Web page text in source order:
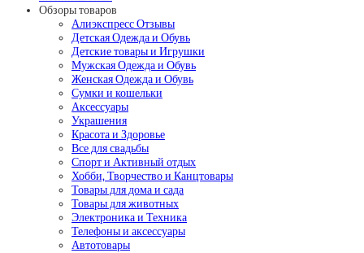
Обзоры товаров
Алиэкспресс Отзывы
Детская Одежда и Обувь
Детские товары и Игрушки
Мужская Одежда и Обувь
Женская Одежда и Обувь
Сумки и кошельки
Аксессуары
Украшения
Красота и Здоровье
Все для свадьбы
Спорт и Активный отдых
Хобби, Творчество и Канцтовары
Товары для дома и сада
Товары для животных
Электроника и Техника
Телефоны и аксессуары
Автотовары